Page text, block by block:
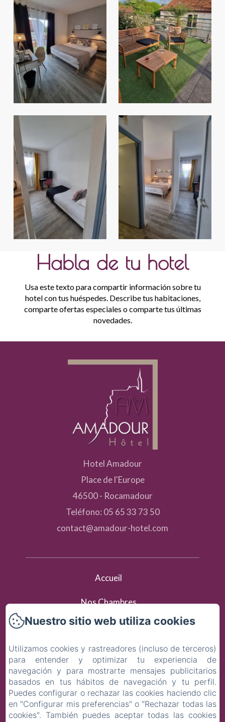
Habla de tu hotel
Usa este texto para compartir información sobre tu
hotel con tus huéspedes. Describe tus habitaciones,
comparte ofertas especiales o comparte tus últimas
novedades.
Hotel Amadour
Place de l'Europe
46500 - Rocamadour
Teléfono: 05 65 33 73 50
contact@amadour-hotel.com
Accueil
Nos Chambres
Activités & Tourisme
Contact
Política de privacidad
Información legal
Nuestro sitio web utiliza cookies
Utilizamos cookies y rastreadores (incluso de terceros)
para entender y optimizar tu experiencia de
navegación y para mostrarte mensajes publicitarios
basados en tus hábitos de navegación y tu perfil.
Puedes configurar o rechazar las cookies haciendo clic
en "Configurar mis preferencias" o "Rechazar todas las
cookies". También puedes aceptar todas las cookies